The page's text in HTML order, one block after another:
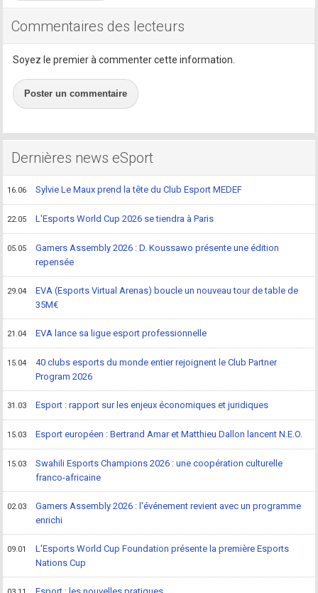
Commentaires des lecteurs
Soyez le premier à commenter cette information.
Poster un commentaire
Dernières news eSport
16.06 Sylvie Le Maux prend la tête du Club Esport MEDEF
22.05 L'Esports World Cup 2026 se tiendra à Paris
05.05
Gamers Assembly 2026 : D. Koussawo présente une édition
repensée
29.04
EVA (Esports Virtual Arenas) boucle un nouveau tour de table de
35M€
21.04 EVA lance sa ligue esport professionnelle
15.04
40 clubs esports du monde entier rejoignent le Club Partner
Program 2026
31.03 Esport : rapport sur les enjeux économiques et juridiques
15.03 Esport européen : Bertrand Amar et Matthieu Dallon lancent N.E.O.
15.03
Swahili Esports Champions 2026 : une coopération culturelle
franco-africaine
02.03
Gamers Assembly 2026 : l'événement revient avec un programme
enrichi
09.01
L'Esports World Cup Foundation présente la première Esports
Nations Cup